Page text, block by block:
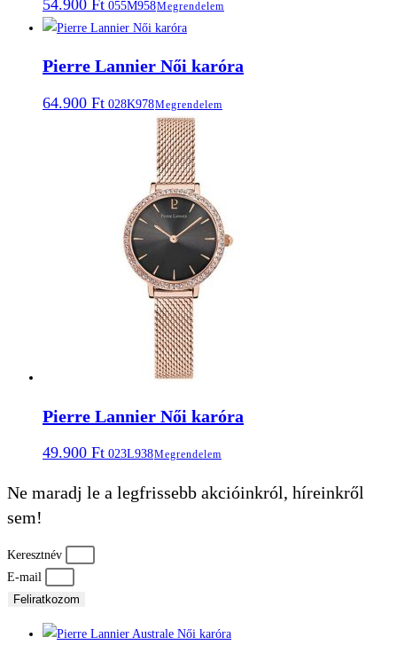
54.900 Ft 055M958Megrendelem
Pierre Lannier Női karóra
64.900 Ft 028K978Megrendelem
Pierre Lannier Női karóra
49.900 Ft 023L938Megrendelem
Ne maradj le a legfrissebb akcióinkról, híreinkről
sem!
Keresztnév
E-mail
Feliratkozom